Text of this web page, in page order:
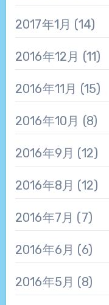
2017年1月 (14)
2016年12月 (11)
2016年11月 (15)
2016年10月 (8)
2016年9月 (12)
2016年8月 (12)
2016年7月 (7)
2016年6月 (6)
2016年5月 (8)